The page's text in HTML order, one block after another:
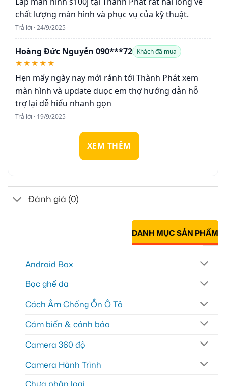
chất lượng màn hình và phục vụ của kỹ thuật.
Trả lời · 24/9/2025
Hoàng Đức Nguyễn 090***72 Khách đã mua
★★★★★
Hẹn mấy ngày nay mới rảnh tới Thành Phát xem
màn hình và update duọc em thợ hướng dẫn hỗ
trợ lại dễ hiểu nhanh gọn
Trả lời · 19/9/2025
XEM THÊM
Đánh giá (0)
DANH MỤC SẢN PHẨM
Android Box
Bọc ghế da
Cách Âm Chống Ồn Ô Tô
Cảm biến & cảnh báo
Camera 360 độ
Camera Hành Trình